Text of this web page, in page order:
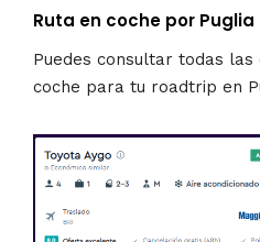
Ruta en coche por Puglia
Puedes consultar todas
coche para tu roadtrip en